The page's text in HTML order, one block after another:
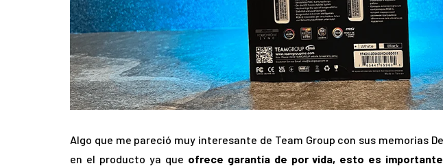
Algo que me pareció muy interesante de Team Group con sus memorias
en el producto ya que ofrece garantía de por vida, esto es